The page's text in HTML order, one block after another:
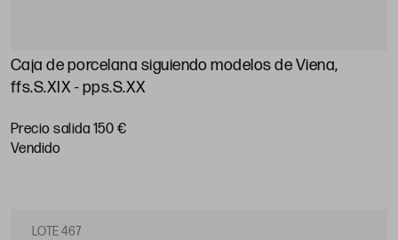
Caja de porcelana siguiendo modelos de Viena,
ffs.S.XIX - pps.S.XX
Precio salida 150 €
vendido
LOTE 467